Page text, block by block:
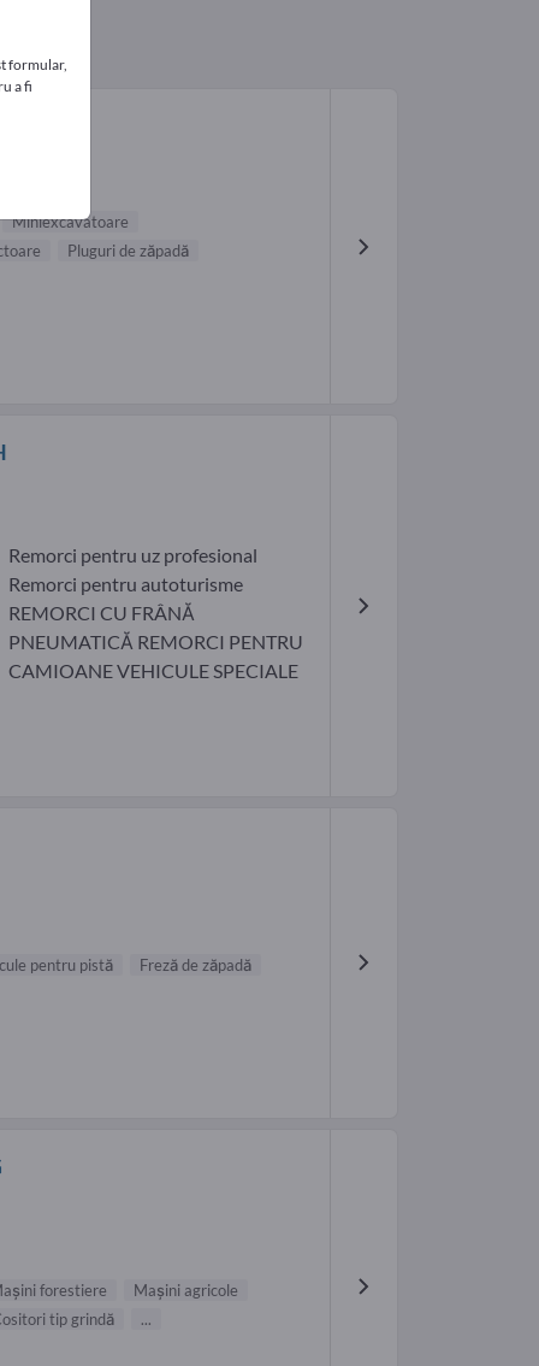
Miniexcavatoare
Pluguri de zăpadă
Remorci pentru uz profesional
Remorci pentru autoturisme
REMORCI CU FRÂNĂ
PNEUMATICĂ REMORCI PENTRU
CAMIOANE VEHICULE SPECIALE
pentru pistă
Freză de zăpadă
forestiere
Maşini agricole
tip grindă ...
formular,
a fi